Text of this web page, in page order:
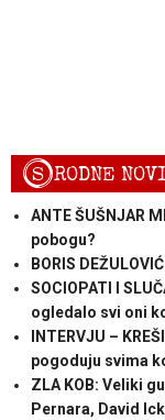
SRODNE
ANTE ŠUŠNJAR
pobogu?
BORIS
SOCIOPATI I
ogledalo svi oni
INTERVJU –
pogoduju svima
ZLA KOB: Veliki
Pernara, David